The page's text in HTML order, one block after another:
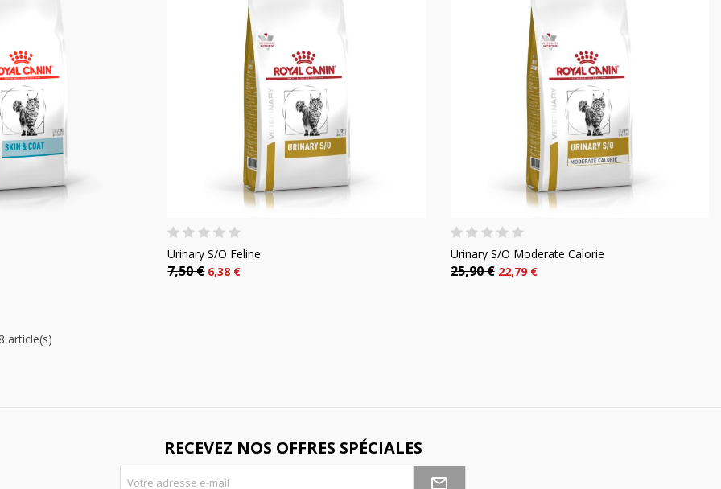
Urinary S/O Feline
7,50 € 6,38 €
Urinary S/O Moderate Calorie
25,90 € 22,79 €
article(s)
RECEVEZ NOS OFFRES SPÉCIALES